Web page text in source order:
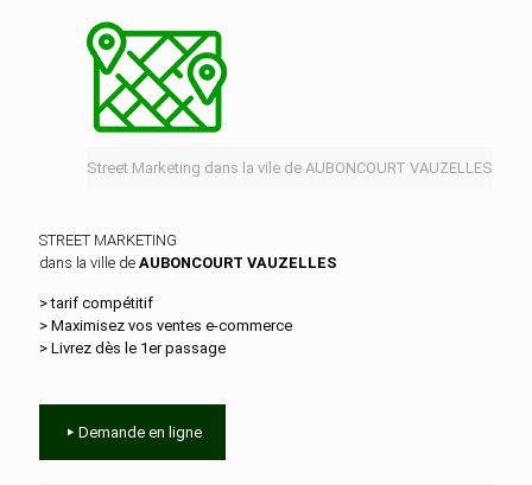
Street Marketing dans la vile de AUBONCOURT VAUZELLES
STREET MARKETING
dans la ville de AUBONCOURT VAUZELLES
> tarif compétitif
> Maximisez vos ventes e‑commerce
> Livrez dès le 1er passage
Demande en ligne